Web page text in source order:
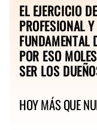
EL EJERCICIO
PROFESIONAL
FUNDAMENTAL
POR ESO
SER LOS
HOY MÁS QUE